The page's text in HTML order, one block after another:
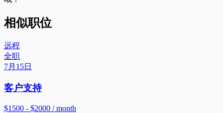
相似职位
远程
全职
7月15日
客户支持
$1500 - $2000 / month